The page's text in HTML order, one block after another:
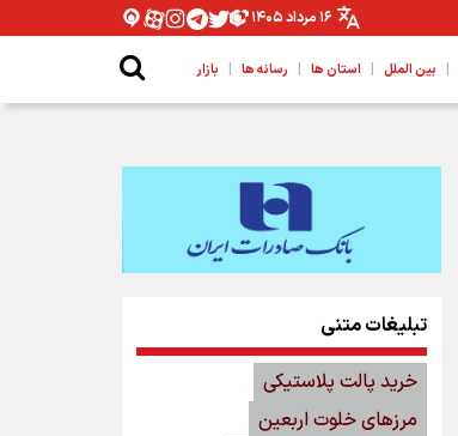
۱۶ مرداد ۱۴۰۵
| بین الملل | استان ها | رسانه ها | بازار
تبلیغات متنی
خرید پالت پلاستیکی
مرزهای خلوت اربعین